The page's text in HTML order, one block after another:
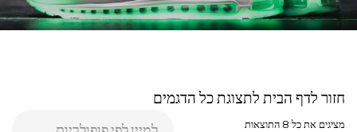
חזור לדף הבית לתצוגת כל הדגמים
מציגים את כל ⁦8⁩ התוצאות